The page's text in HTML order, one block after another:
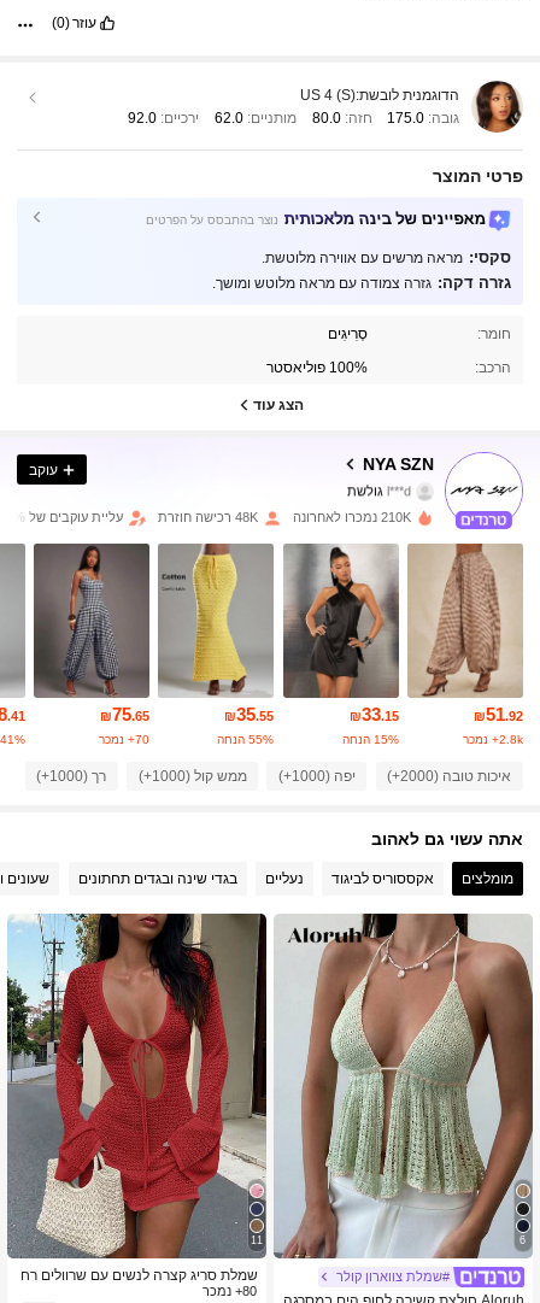
עוזר(0)
הדוגמנית לובשת:US 4 (S)
גובה: 175.0 חזה:80.0 מותניים: 62.0 ירכיים: 92.0
פרטי המוצר
מאפיינים של בינה מלאכותית נוצר בהתבסס על הפרטים
סקסי: מראה מרשים עם אווירה מלוטשת.
גזרה דקה: גזרה צמודה עם מראה מלוטש ומושך.
חומר: סְרִיגִים
הרכב: 100% פוליאסטר
הצג עוד
NYA SZN
165K עוקבים
4.78
165K עוקבים
165K עוקבים
4.78 165K עוקבים
4.78 165K עוקבים
4.78 165K עוקבים
4.78 165K עוקבים
4.78 165K עוקבים
עוקב
210K נמכרו לאחרונה 48K רכישה חוזרת עליית עוקבים של 13%
₪51.92
2.8k+ נמכר
₪33.15
15% הנחה
₪35.55
55% הנחה
₪75.65
70+ נמכר
.41
41% הנחה
איכות טובה (2000+) יפה (1000+) ממש קול (1000+) רך (1000+)
אתה עשוי גם לאהוב
מומלצים אקססוריס לביגוד נעליים בגדי שינה ובגדים תחתונים שעונים
6
#שמלת צווארון קולר
11
שמלת סריג קצרה לנשים עם שרוולים רח
בים, חלולה וסקסית, לחופשת חוף, יומית ו
80+ נמכר